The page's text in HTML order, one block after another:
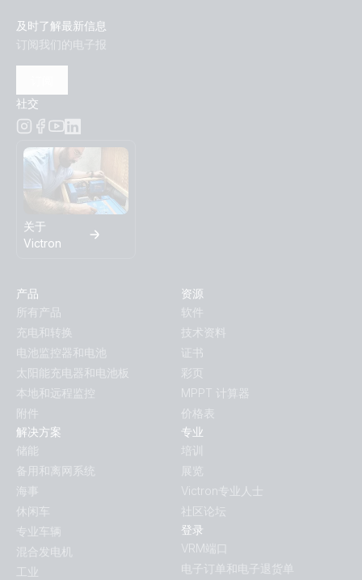
及时了解最新信息
订阅我们的电子报
社交
关于
Victron
产品
所有产品
充电和转换
电池监控器和电池
太阳能充电器和电池板
本地和远程监控
附件
解决方案
储能
备用和离网系统
海事
休闲车
专业车辆
混合发电机
工业
资源
软件
技术资料
证书
彩页
MPPT 计算器
价格表
专业
培训
展览
Victron专业人士
社区论坛
登录
VRM端口
电子订单和电子退货单